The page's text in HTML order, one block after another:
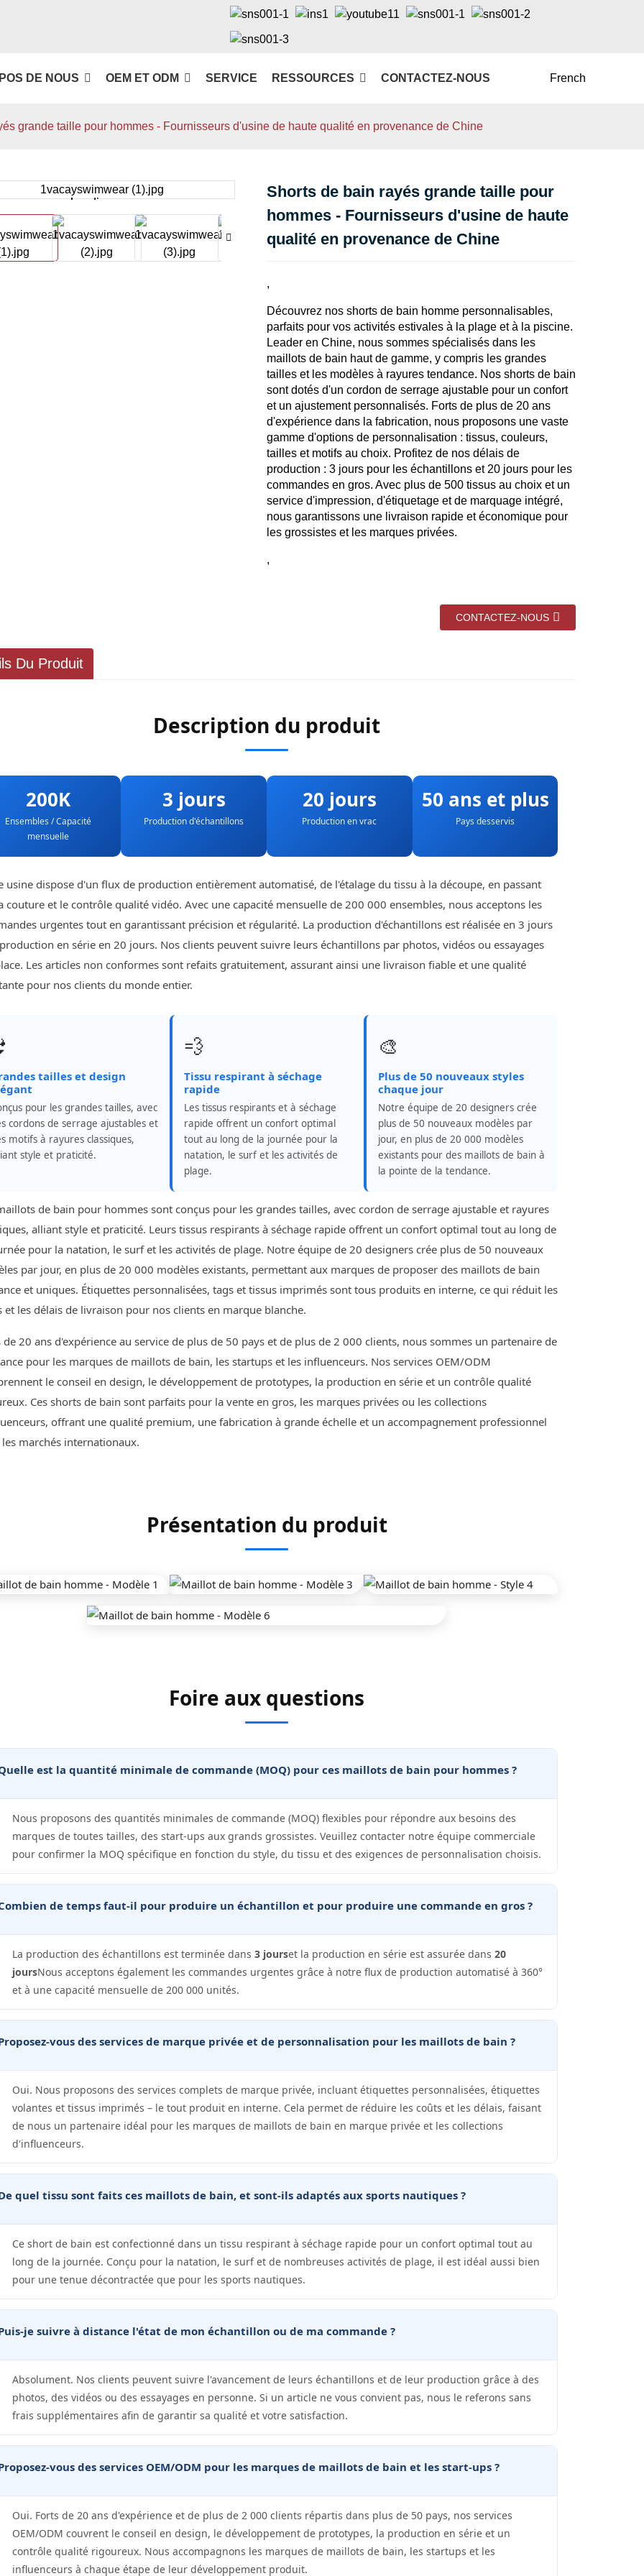
DE NOUS OEM ET ODM SERVICE RESSOURCES CONTACTEZ-NOUS French
grande taille pour hommes - Fournisseurs d'usine de haute qualité en provenance de Chine
Loading...
Loading... Loading...
Loading...
Shorts de bain rayés grande taille pour
hommes - Fournisseurs d'usine de haute
qualité en provenance de Chine
,
Découvrez nos shorts de bain homme personnalisables,
parfaits pour vos activités estivales à la plage et à la piscine.
Leader en Chine, nous sommes spécialisés dans les
maillots de bain haut de gamme, y compris les grandes
tailles et les modèles à rayures tendance. Nos shorts de bain
sont dotés d'un cordon de serrage ajustable pour un confort
et un ajustement personnalisés. Forts de plus de 20 ans
d'expérience dans la fabrication, nous proposons une vaste
gamme d'options de personnalisation : tissus, couleurs,
tailles et motifs au choix. Profitez de nos délais de
production : 3 jours pour les échantillons et 20 jours pour les
commandes en gros. Avec plus de 500 tissus au choix et un
service d'impression, d'étiquetage et de marquage intégré,
nous garantissons une livraison rapide et économique pour
les grossistes et les marques privées.
,
CONTACTEZ-NOUS
Du Produit
Description du produit
200K
Ensembles / Capacité
mensuelle
3 jours
Production d'échantillons
20 jours
Production en vrac
50 ans et plus
Pays desservis
usine dispose d'un flux de production entièrement automatisé, de l'étalage du tissu à la découpe, en passant
couture et le contrôle qualité vidéo. Avec une capacité mensuelle de 200 000 ensembles, nous acceptons les
urgentes tout en garantissant précision et régularité. La production d'échantillons est réalisée en 3 jours
en série en 20 jours. Nos clients peuvent suivre leurs échantillons par photos, vidéos ou essayages
Les articles non conformes sont refaits gratuitement, assurant ainsi une livraison fiable et une qualité
pour nos clients du monde entier.
tailles et design
pour les grandes tailles, avec
cordons de serrage ajustables et
motifs à rayures classiques,
style et praticité.
💨
Tissu respirant à séchage
rapide
Les tissus respirants et à séchage
rapide offrent un confort optimal
tout au long de la journée pour la
natation, le surf et les activités de
plage.
🎨
Plus de 50 nouveaux styles
chaque jour
Notre équipe de 20 designers crée
plus de 50 nouveaux modèles par
jour, en plus de 20 000 modèles
existants pour des maillots de bain à
la pointe de la tendance.
de bain pour hommes sont conçus pour les grandes tailles, avec cordon de serrage ajustable et rayures
alliant style et praticité. Leurs tissus respirants à séchage rapide offrent un confort optimal tout au long de
pour la natation, le surf et les activités de plage. Notre équipe de 20 designers crée plus de 50 nouveaux
par jour, en plus de 20 000 modèles existants, permettant aux marques de proposer des maillots de bain
et uniques. Étiquettes personnalisées, tags et tissus imprimés sont tous produits en interne, ce qui réduit les
et les délais de livraison pour nos clients en marque blanche.
de 20 ans d'expérience au service de plus de 50 pays et de plus de 2 000 clients, nous sommes un partenaire de
pour les marques de maillots de bain, les startups et les influenceurs. Nos services OEM/ODM
le conseil en design, le développement de prototypes, la production en série et un contrôle qualité
Ces shorts de bain sont parfaits pour la vente en gros, les marques privées ou les collections
offrant une qualité premium, une fabrication à grande échelle et un accompagnement professionnel
marchés internationaux.
Présentation du produit
Foire aux questions
est la quantité minimale de commande (MOQ) pour ces maillots de bain pour hommes ?
Nous proposons des quantités minimales de commande (MOQ) flexibles pour répondre aux besoins des
marques de toutes tailles, des start-ups aux grands grossistes. Veuillez contacter notre équipe commerciale
pour confirmer la MOQ spécifique en fonction du style, du tissu et des exigences de personnalisation choisis.
de temps faut-il pour produire un échantillon et pour produire une commande en gros ?
La production des échantillons est terminée dans 3 jourset la production en série est assurée dans 20
joursNous acceptons également les commandes urgentes grâce à notre flux de production automatisé à 360°
et à une capacité mensuelle de 200 000 unités.
vous des services de marque privée et de personnalisation pour les maillots de bain ?
Oui. Nous proposons des services complets de marque privée, incluant étiquettes personnalisées, étiquettes
volantes et tissus imprimés – le tout produit en interne. Cela permet de réduire les coûts et les délais, faisant
de nous un partenaire idéal pour les marques de maillots de bain en marque privée et les collections
d'influenceurs.
quel tissu sont faits ces maillots de bain, et sont-ils adaptés aux sports nautiques ?
Ce short de bain est confectionné dans un tissu respirant à séchage rapide pour un confort optimal tout au
long de la journée. Conçu pour la natation, le surf et de nombreuses activités de plage, il est idéal aussi bien
pour une tenue décontractée que pour les sports nautiques.
je suivre à distance l'état de mon échantillon ou de ma commande ?
Absolument. Nos clients peuvent suivre l'avancement de leurs échantillons et de leur production grâce à des
photos, des vidéos ou des essayages en personne. Si un article ne vous convient pas, nous le referons sans
frais supplémentaires afin de garantir sa qualité et votre satisfaction.
vous des services OEM/ODM pour les marques de maillots de bain et les start-ups ?
Oui. Forts de 20 ans d'expérience et de plus de 2 000 clients répartis dans plus de 50 pays, nos services
OEM/ODM couvrent le conseil en design, le développement de prototypes, la production en série et un
contrôle qualité rigoureux. Nous accompagnons les marques de maillots de bain, les startups et les
influenceurs à chaque étape de leur développement produit.